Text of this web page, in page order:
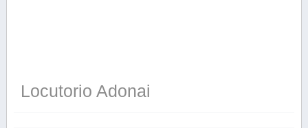
Locutorio Adonai